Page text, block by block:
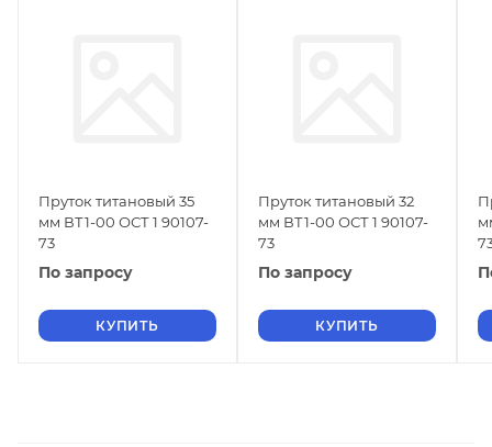
Пруток титановый 35
мм ВТ1-00 ОСТ 1 90107-
73
По запросу
КУПИТЬ
Пруток титановый 32
мм ВТ1-00 ОСТ 1 90107-
73
По запросу
КУПИТЬ